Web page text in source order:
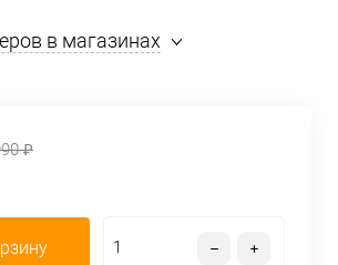
в магазинах
₽